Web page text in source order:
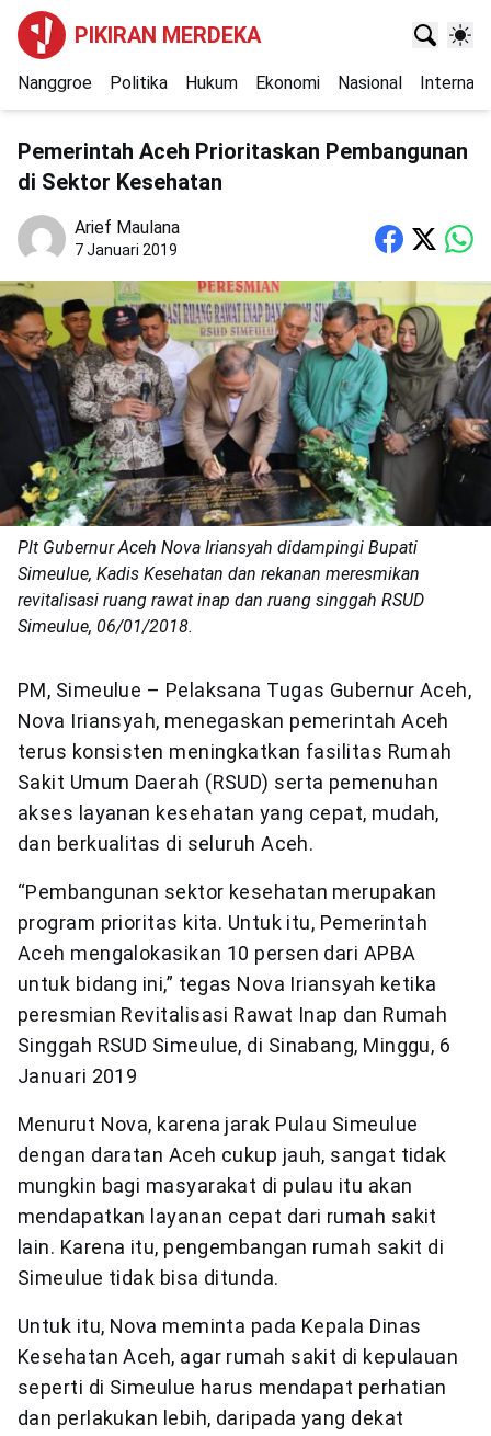
PIKIRAN MERDEKA
Nanggroe Politika Hukum Ekonomi Nasional
Pemerintah Aceh Prioritaskan Pembangunan
di Sektor Kesehatan
Arief Maulana
7 Januari 2019
Plt Gubernur Aceh Nova Iriansyah didampingi Bupati
Simeulue, Kadis Kesehatan dan rekanan meresmikan
revitalisasi ruang rawat inap dan ruang singgah RSUD
Simeulue, 06/01/2018.
PM, Simeulue – Pelaksana Tugas Gubernur Aceh,
Nova Iriansyah, menegaskan pemerintah Aceh
terus konsisten meningkatkan fasilitas Rumah
Sakit Umum Daerah (RSUD) serta pemenuhan
akses layanan kesehatan yang cepat, mudah,
dan berkualitas di seluruh Aceh.
“Pembangunan sektor kesehatan merupakan
program prioritas kita. Untuk itu, Pemerintah
Aceh mengalokasikan 10 persen dari APBA
untuk bidang ini,” tegas Nova Iriansyah ketika
peresmian Revitalisasi Rawat Inap dan Rumah
Singgah RSUD Simeulue, di Sinabang, Minggu, 6
Januari 2019
Menurut Nova, karena jarak Pulau Simeulue
dengan daratan Aceh cukup jauh, sangat tidak
mungkin bagi masyarakat di pulau itu akan
mendapatkan layanan cepat dari rumah sakit
lain. Karena itu, pengembangan rumah sakit di
Simeulue tidak bisa ditunda.
Untuk itu, Nova meminta pada Kepala Dinas
Kesehatan Aceh, agar rumah sakit di kepulauan
seperti di Simeulue harus mendapat perhatian
dan perlakukan lebih, daripada yang dekat